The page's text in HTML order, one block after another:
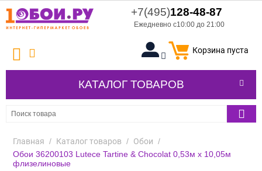
+7(495)128-48-87
Ежедневно с10:00 до 21:00
Корзина пуста
КАТАЛОГ ТОВАРОВ
Главная / Каталог товаров / Обои /
Обои 36200103 Lutece Tartine & Chocolat 0,53м x 10,05м
флизелиновые